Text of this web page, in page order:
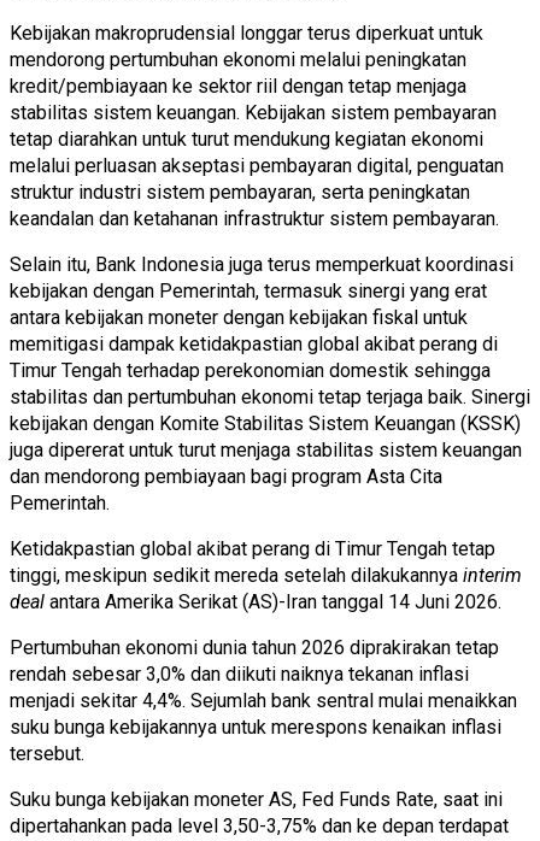
Kebijakan makroprudensial longgar terus diperkuat untuk
mendorong pertumbuhan ekonomi melalui peningkatan
kredit/pembiayaan ke sektor riil dengan tetap menjaga
stabilitas sistem keuangan. Kebijakan sistem pembayaran
tetap diarahkan untuk turut mendukung kegiatan ekonomi
melalui perluasan akseptasi pembayaran digital, penguatan
struktur industri sistem pembayaran, serta peningkatan
keandalan dan ketahanan infrastruktur sistem pembayaran.
Selain itu, Bank Indonesia juga terus memperkuat koordinasi
kebijakan dengan Pemerintah, termasuk sinergi yang erat
antara kebijakan moneter dengan kebijakan fiskal untuk
memitigasi dampak ketidakpastian global akibat perang di
Timur Tengah terhadap perekonomian domestik sehingga
stabilitas dan pertumbuhan ekonomi tetap terjaga baik. Sinergi
kebijakan dengan Komite Stabilitas Sistem Keuangan (KSSK)
juga dipererat untuk turut menjaga stabilitas sistem keuangan
dan mendorong pembiayaan bagi program Asta Cita
Pemerintah.
Ketidakpastian global akibat perang di Timur Tengah tetap
tinggi, meskipun sedikit mereda setelah dilakukannya interim
deal antara Amerika Serikat (AS)-Iran tanggal 14 Juni 2026.
Pertumbuhan ekonomi dunia tahun 2026 diprakirakan tetap
rendah sebesar 3,0% dan diikuti naiknya tekanan inflasi
menjadi sekitar 4,4%. Sejumlah bank sentral mulai menaikkan
suku bunga kebijakannya untuk merespons kenaikan inflasi
tersebut.
Suku bunga kebijakan moneter AS, Fed Funds Rate, saat ini
dipertahankan pada level 3,50-3,75% dan ke depan terdapat